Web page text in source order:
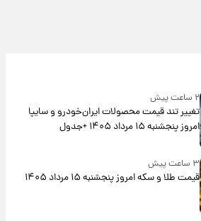
۲ ساعت پیش
تغییر تند قیمت محصولات ایران‌خودرو و سایپا
امروز پنجشنبه ۱۵ مرداد ۱۴۰۵ +جدول
۳ ساعت پیش
قیمت طلا و سکه امروز پنجشنبه ۱۵ مرداد ۱۴۰۵